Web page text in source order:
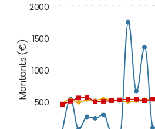
Montants (€)
500
1000
1500
2000